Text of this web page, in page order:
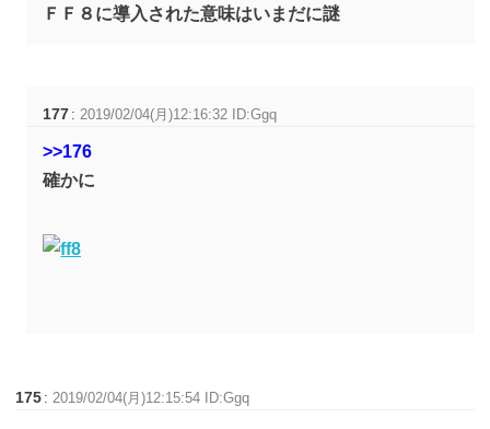
ＦＦ８に導入された意味はいまだに謎
177 :2019/02/04(月)12:16:32 ID:Ggq
>>176
確かに
175 : 2019/02/04(月)12:15:54 ID:Ggq